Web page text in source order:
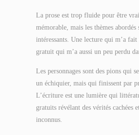
La prose est trop fluide pour être
mémorable, mais les thèmes abordés
intéressants. Une lecture qui m’a fait
gratuit qui m’a aussi un peu perdu
Les personnages sont des pions qui
un échiquier, mais qui finissent par
L’écriture est une lumière qui
gratuits révélant des vérités cachées
inconnus.